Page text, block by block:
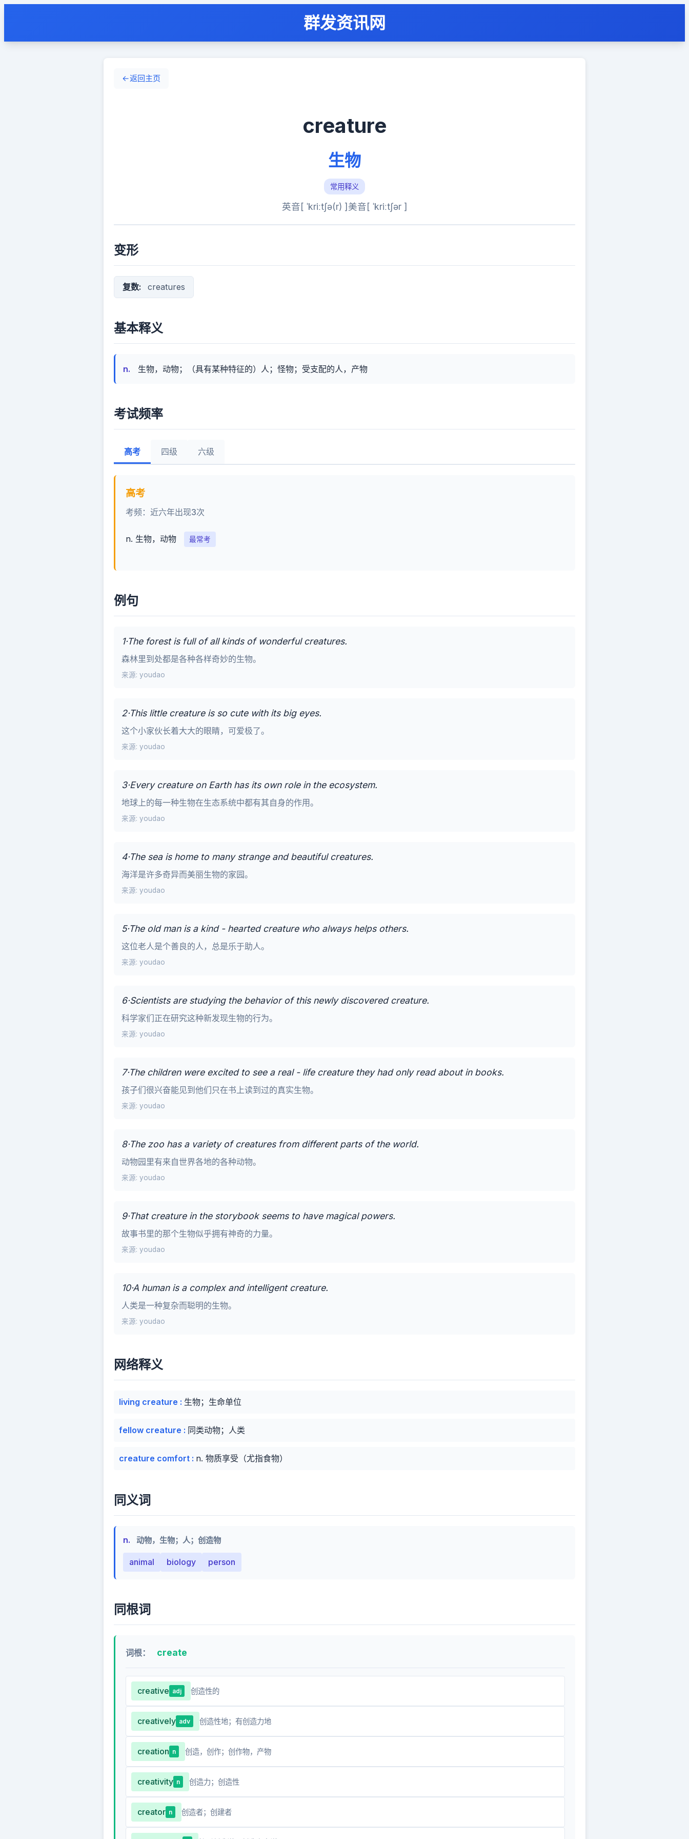
群发资讯网
←返回主页
creature
生物
常用释义
英音[ ˈkriːtʃə(r) ] 美音[ ˈkriːtʃər ]
变形
复数: creatures
基本释义
n. 生物，动物；（具有某种特征的）人；怪物；受支配的人，产物
考试频率
高考 四级 六级
高考
考频：近六年出现3次
n. 生物，动物 最常考
例句
1·The forest is full of all kinds of wonderful creatures.
森林里到处都是各种各样奇妙的生物。
来源: youdao
2·This little creature is so cute with its big eyes.
这个小家伙长着大大的眼睛，可爱极了。
来源: youdao
3·Every creature on Earth has its own role in the ecosystem.
地球上的每一种生物在生态系统中都有其自身的作用。
来源: youdao
4·The sea is home to many strange and beautiful creatures.
海洋是许多奇异而美丽生物的家园。
来源: youdao
5·The old man is a kind - hearted creature who always helps others.
这位老人是个善良的人，总是乐于助人。
来源: youdao
6·Scientists are studying the behavior of this newly discovered creature.
科学家们正在研究这种新发现生物的行为。
来源: youdao
7·The children were excited to see a real - life creature they had only read about in books.
孩子们很兴奋能见到他们只在书上读到过的真实生物。
来源: youdao
8·The zoo has a variety of creatures from different parts of the world.
动物园里有来自世界各地的各种动物。
来源: youdao
9·That creature in the storybook seems to have magical powers.
故事书里的那个生物似乎拥有神奇的力量。
来源: youdao
10·A human is a complex and intelligent creature.
人类是一种复杂而聪明的生物。
来源: youdao
网络释义
living creature : 生物；生命单位
fellow creature : 同类动物；人类
creature comfort : n. 物质享受（尤指食物）
同义词
n. 动物，生物；人；创造物
animal biology person
同根词
词根： create
creative adj 创造性的
creatively adv 创造性地；有创造力地
creation n 创造，创作；创作物，产物
creativity n 创造力；创造性
creator n 创造者；创建者